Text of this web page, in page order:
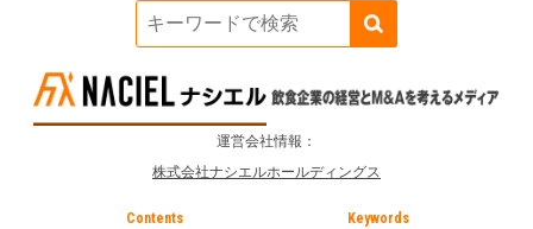
運営会社情報：
株式会社ナシエルホールディングス
Contents Keywords